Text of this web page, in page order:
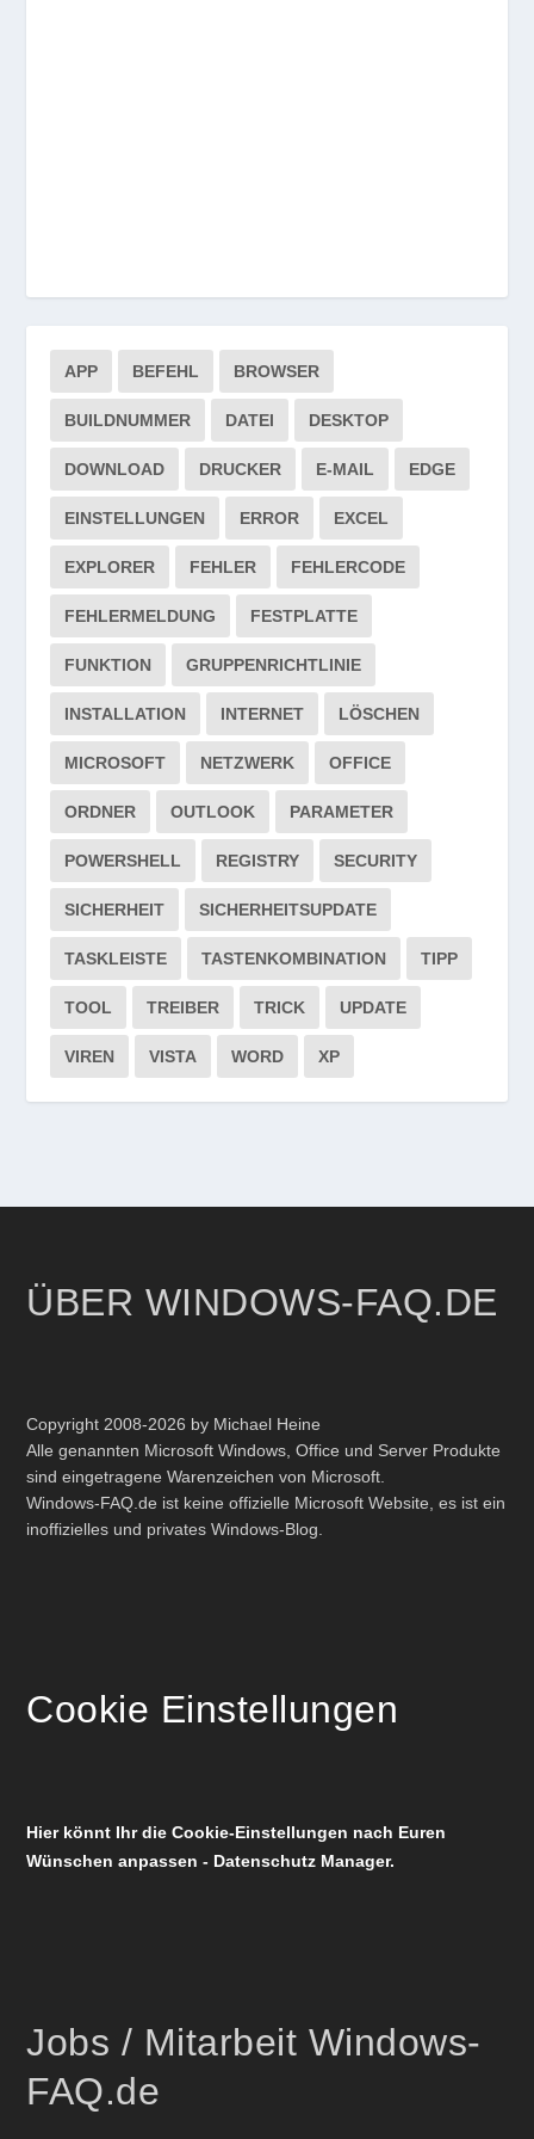
APP BEFEHL BROWSER
BUILDNUMMER DATEI DESKTOP
DOWNLOAD DRUCKER E-MAIL EDGE
EINSTELLUNGEN ERROR EXCEL
EXPLORER FEHLER FEHLERCODE
FEHLERMELDUNG FESTPLATTE
FUNKTION GRUPPENRICHTLINIE
INSTALLATION INTERNET LÖSCHEN
MICROSOFT NETZWERK OFFICE
ORDNER OUTLOOK PARAMETER
POWERSHELL REGISTRY SECURITY
SICHERHEIT SICHERHEITSUPDATE
TASKLEISTE TASTENKOMBINATION TIPP
TOOL TREIBER TRICK UPDATE
VIREN VISTA WORD XP
ÜBER WINDOWS-FAQ.DE
Copyright 2008-2026 by Michael Heine
Alle genannten Microsoft Windows, Office und Server Produkte
sind eingetragene Warenzeichen von Microsoft.
Windows-FAQ.de ist keine offizielle Microsoft Website, es ist ein
inoffizielles und privates Windows-Blog.
Cookie Einstellungen
Hier könnt Ihr die Cookie-Einstellungen nach Euren
Wünschen anpassen - Datenschutz Manager.
Jobs / Mitarbeit Windows-
FAQ.de